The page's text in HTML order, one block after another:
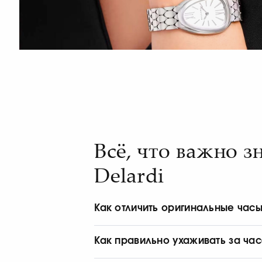
Всё, что важно
Delardi
Как отличить оригинальные
Оригинальные часы Bulgari имеют
фирменную упаковку и
Как правильно ухаживать за
Часы рекомендуется регулярно